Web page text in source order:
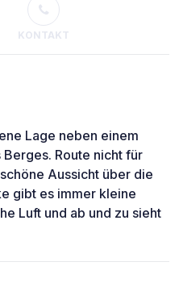
KONTAKT
Lage neben einem
Route nicht für
Aussicht über die
gibt es immer kleine
Luft und ab und zu sieht